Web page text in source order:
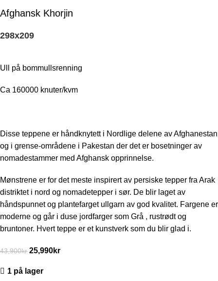
Afghansk Khorjin
298x209
Ull på bommullsrenning
Ca 160000 knuter/kvm
Disse teppene er håndknytett i Nordlige delene av Afghanestan
og i grense-områdene i Pakestan der det er bosetninger av
nomadestammer med Afghansk opprinnelse.
Mønstrene er for det meste inspirert av persiske tepper fra Arak
distriktet i nord og nomadetepper i sør. De blir laget av
håndspunnet og plantefarget ullgarn av god kvalitet. Fargene er
moderne og går i duse jordfarger som Grå , rustrødt og
bruntoner. Hvert teppe er et kunstverk som du blir glad i.
43,900kr 25,990kr
1 på lager